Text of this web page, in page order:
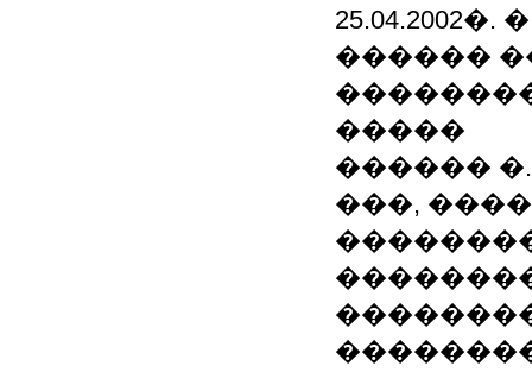
������
�����
������
���,